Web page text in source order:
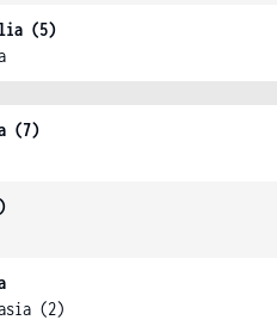
(5)
(7)
(2)